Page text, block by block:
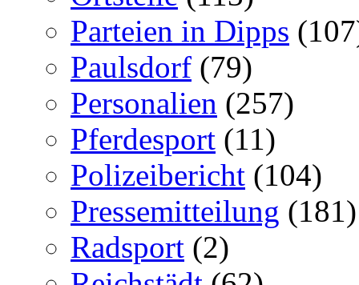
Parteien in Dipps
Paulsdorf (79)
Personalien (257)
Pferdesport (11)
Polizeibericht (104)
Pressemitteilung (181)
Radsport (2)